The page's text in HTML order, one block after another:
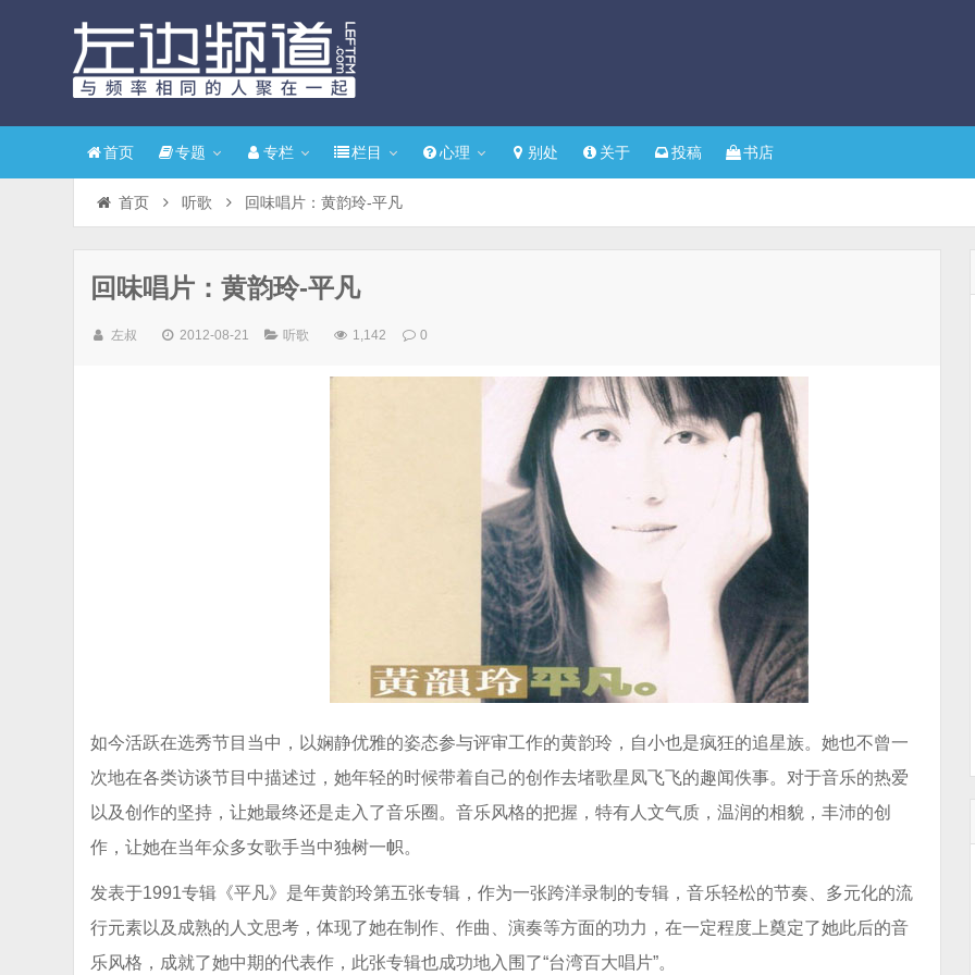
首页 专题 专栏 栏目 心理 别处 关于 投稿 书店
首页 听歌 回味唱片：黄韵玲-平凡
回味唱片：黄韵玲-平凡
左叔 2012-08-21 听歌 1,142 0
如今活跃在选秀节目当中，以娴静优雅的姿态参与评审工作的黄韵玲，自小也是疯狂的追星族。她也不曾一
次地在各类访谈节目中描述过，她年轻的时候带着自己的创作去堵歌星凤飞飞的趣闻佚事。对于音乐的热爱
以及创作的坚持，让她最终还是走入了音乐圈 。音乐风格的把握，特有人文气质，温润的相貌，丰沛的创
作，让她在当年众多女歌手当中独树一帜。
发表于1991专辑《平凡》是年黄韵玲第五张专辑，作为一张跨洋录制的专辑，音乐轻松的节奏、多元化的流
行元素以及成熟的人文思考，体现了她在制作、作曲、演奏等方面的功力，在一定程度上奠定了她此后的音
乐风格，成就了她中期的代表作，此张专辑也成功地入围了“台湾百大唱片”。